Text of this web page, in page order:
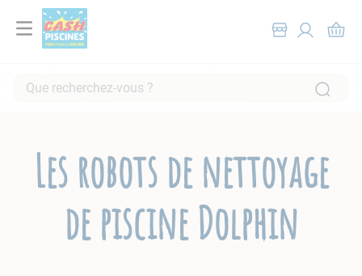
Que recherchez-vous ?
Les robots de nettoyage
de piscine Dolphin
2.
piscine hors sol
aspirateur